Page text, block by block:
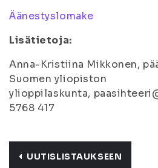
Äänestyslomake
Lisätietoja:
Anna-Kristiina Mikkonen,
Suomen yliopiston
ylioppilaskunta,
5768 417
UUTISLISTAUKSEEN